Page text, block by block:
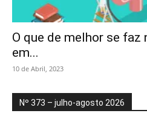
O que de melhor se faz
em...
10 de Abril, 2023
Nº 373 – julho-agosto 2026